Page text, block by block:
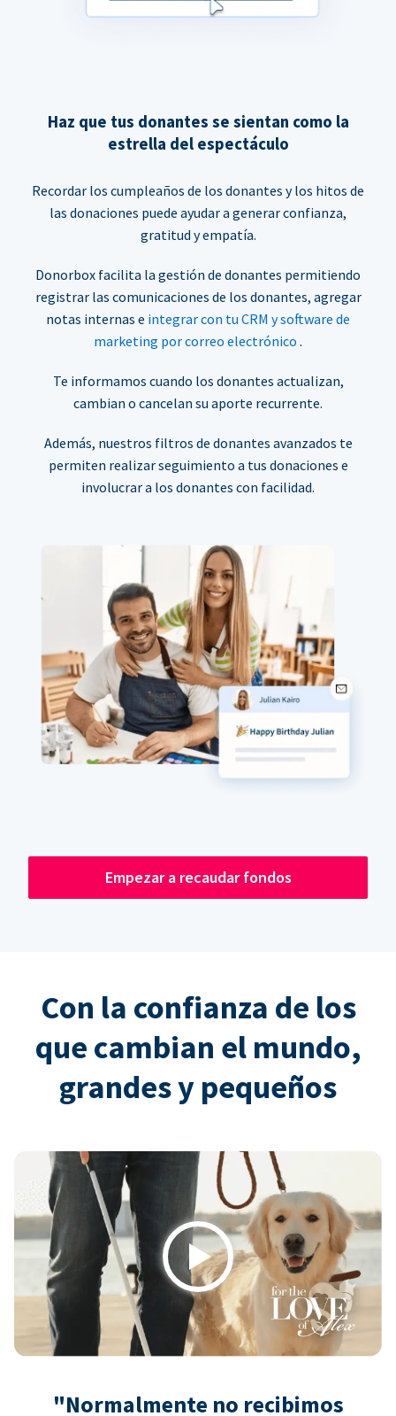
Haz que tus donantes se sientan como la
estrella del espectáculo
Recordar los cumpleaños de los donantes y los hitos de
las donaciones puede ayudar a generar confianza,
gratitud y empatía.
Donorbox facilita la gestión de donantes permitiendo
registrar las comunicaciones de los donantes, agregar
notas internas e integrar con tu CRM y software de
marketing por correo electrónico .
Te informamos cuando los donantes actualizan,
cambian o cancelan su aporte recurrente.
Además, nuestros filtros de donantes avanzados te
permiten realizar seguimiento a tus donaciones e
involucrar a los donantes con facilidad.
Empezar a recaudar fondos
Con la confianza de los
que cambian el mundo,
grandes y pequeños
Play
"Normalmente no recibimos